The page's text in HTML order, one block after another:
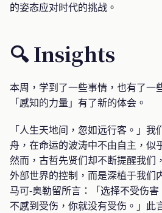
的姿态应对时代的挑战。
🔍 Insights
本周，学到了一些事情，也有了一
「感知的力量」有了新的体会。
「人生天地间，忽如远行客。」
舟，在命运的波涛中不由自主，似
然而，古哲先贤们却不断提醒我们
外部世界的控制，而是深植于我们
马可-奥勒留所言：「选择不受伤害
不感到受伤，你就没有受伤。」此